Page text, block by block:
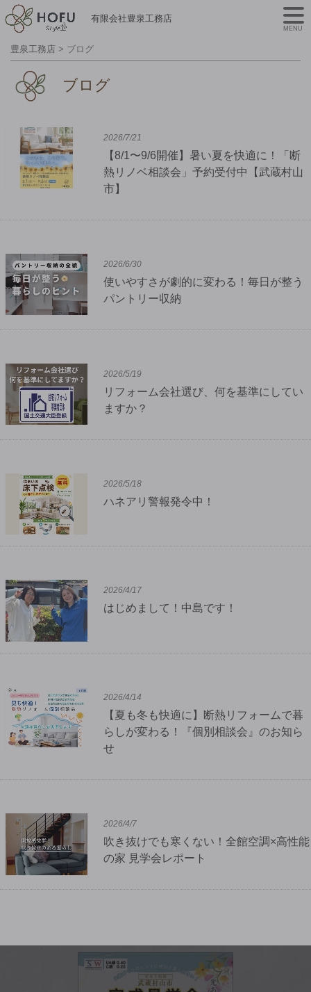
有限会社豊泉工務店
豊泉工務店 > ブログ
ブログ
2026/7/21
【8/1〜9/6開催】暑い夏を快適に！「断
熱リノベ相談会」予約受付中【武蔵村山
市】
2026/6/30
使いやすさが劇的に変わる！毎日が整う
パントリー収納
2026/5/19
リフォーム会社選び、何を基準にしてい
ますか？
2026/5/18
ハネアリ警報発令中！
2026/4/17
はじめまして！中島です！
2026/4/14
【夏も冬も快適に】断熱リフォームで暮
らしが変わる！『個別相談会』のお知ら
せ
2026/4/7
吹き抜けでも寒くない！全館空調×高性能
の家 見学会レポート
MENU